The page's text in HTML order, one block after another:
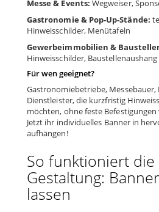
Messe & Events: Wegweiser,
Gastronomie & Pop-Up-Stände:
Hinweisschilder, Menütafeln
Gewerbeimmobilien &
Hinweisschilder, Baustellenaushang
Für wen geeignet?
Gastronomiebetriebe,
Dienstleister, die kurzfristig
möchten, ohne feste
Jetzt ihr individuelles Banner in
aufhängen!
So funktioniert die
Gestaltung:
lassen